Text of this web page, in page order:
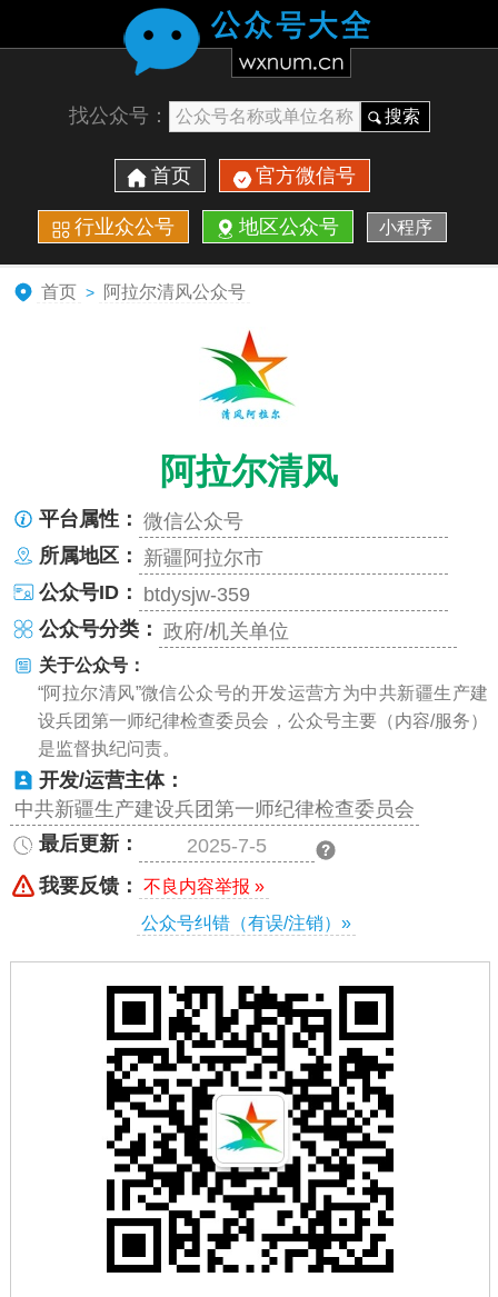
找公众号： 搜索
首页 官方微信号
行业众公号 地区公众号 小程序
首页 > 阿拉尔清风公众号
阿拉尔清风
平台属性： 微信公众号
所属地区： 新疆阿拉尔市
公众号ID：
btdysjw-359
公众号分类： 政府/机关单位
关于公众号：
“阿拉尔清风”微信公众号的开发运营方为中共新疆生产建
设兵团第一师纪律检查委员会，公众号主要（内容/服务）
是监督执纪问责。
开发/运营主体：
中共新疆生产建设兵团第一师纪律检查委员会
最后更新：
2025-7-5
我要反馈：
不良内容举报 »
公众号纠错（有误/注销）»